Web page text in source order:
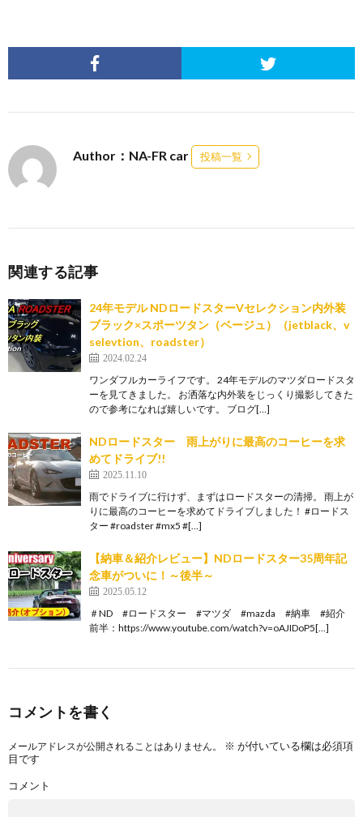
Author：NA-FR car 投稿一覧
関連する記事
24年モデル NDロードスターVセレクション内外装
ブラック×スポーツタン（ベージュ）（jetblack、v
selevtion、roadster）
2024.02.24
ワンダフルカーライフです。 24年モデルのマツダロードスタ
ーを見てきました。 お洒落な内外装をじっくり撮影してきた
ので参考になれば嬉しいです。 ブログ[…]
NDロードスター 雨上がりに最高のコーヒーを求
めてドライブ!!
2025.11.10
雨でドライブに行けず、まずはロードスターの清掃。 雨上が
りに最高のコーヒーを求めてドライブしました！ #ロードス
ター #roadster #mx5 #[…]
【納車＆紹介レビュー】NDロードスター35周年記
念車がついに！～後半～
2025.05.12
＃ND #ロードスター #マツダ #mazda #納車 #紹介
前半：https://www.youtube.com/watch?v=oAJIDoP5[…]
コメントを書く
メールアドレスが公開されることはありません。 ※ が付いている欄は必須項
目です
コメント